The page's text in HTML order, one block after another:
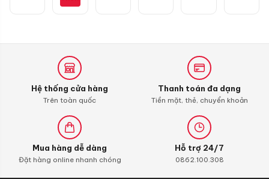
10W30
ga
Honda
Hệ thống cửa hàng
Trên toàn quốc
Thanh toán đa dạng
Tiền mặt, thẻ, chuyển khoản
Mua hàng dễ dàng
Đặt hàng online nhanh chóng
Hỗ trợ 24/7
0862.100.308